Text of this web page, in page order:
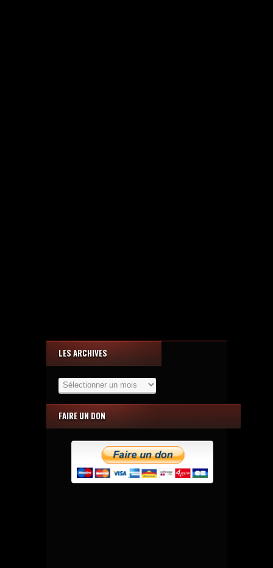
LES ARCHIVES
Archives
FAIRE UN DON